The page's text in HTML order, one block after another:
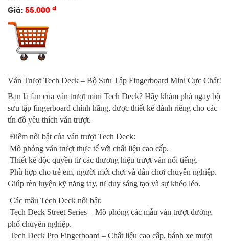
Giá: 55.000 đ
Ván Trượt Tech Deck – Bộ Sưu Tập Fingerboard Mini Cực Chất!
Bạn là fan của ván trượt mini Tech Deck? Hãy khám phá ngay bộ
sưu tập fingerboard chính hãng, được thiết kế dành riêng cho các
tín đồ yêu thích ván trượt.
Điểm nổi bật của ván trượt Tech Deck:
Mô phỏng ván trượt thực tế với chất liệu cao cấp.
Thiết kế độc quyền từ các thương hiệu trượt ván nổi tiếng.
Phù hợp cho trẻ em, người mới chơi và dân chơi chuyên nghiệp.
Giúp rèn luyện kỹ năng tay, tư duy sáng tạo và sự khéo léo.
Các mẫu Tech Deck nổi bật:
Tech Deck Street Series – Mô phỏng các mẫu ván trượt đường
phố chuyên nghiệp.
Tech Deck Pro Fingerboard – Chất liệu cao cấp, bánh xe mượt